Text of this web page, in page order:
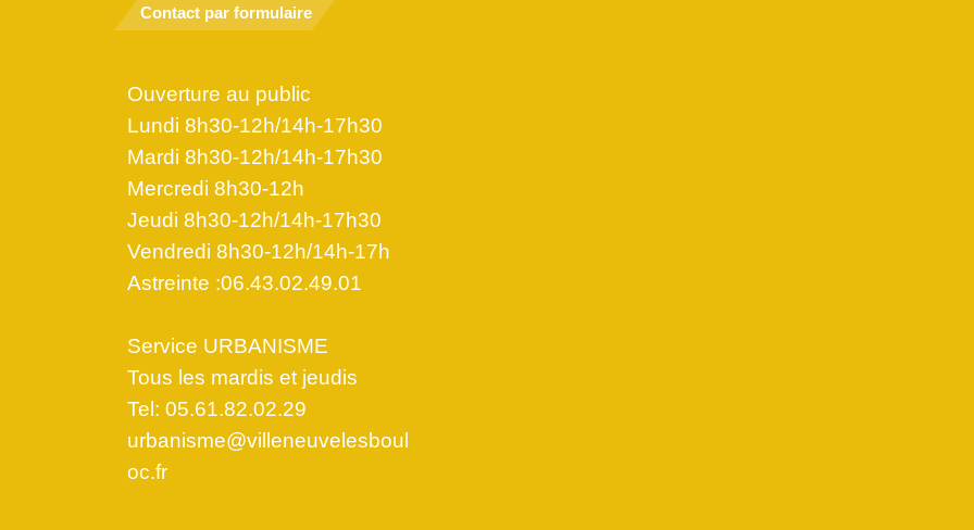
Contact par formulaire
Ouverture au public
Lundi 8h30-12h/14h-17h30
Mardi 8h30-12h/14h-17h30
Mercredi 8h30-12h
Jeudi 8h30-12h/14h-17h30
Vendredi 8h30-12h/14h-17h
Astreinte :06.43.02.49.01
Service URBANISME
Tous les mardis et jeudis
Tel: 05.61.82.02.29
urbanisme@villeneuvelesboul
oc.fr